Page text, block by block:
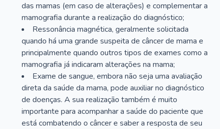
das mamas (em caso de alterações) e complementar a
mamografia durante a realização do diagnóstico;
Ressonância magnética, geralmente solicitada
quando há uma grande suspeita de câncer de mama e
principalmente quando outros tipos de exames como a
mamografia já indicaram alterações na mama;
Exame de sangue, embora não seja uma avaliação
direta da saúde da mama, pode auxiliar no diagnóstico
de doenças. A sua realização também é muito
importante para acompanhar a saúde do paciente que
está combatendo o câncer e saber a resposta de seu